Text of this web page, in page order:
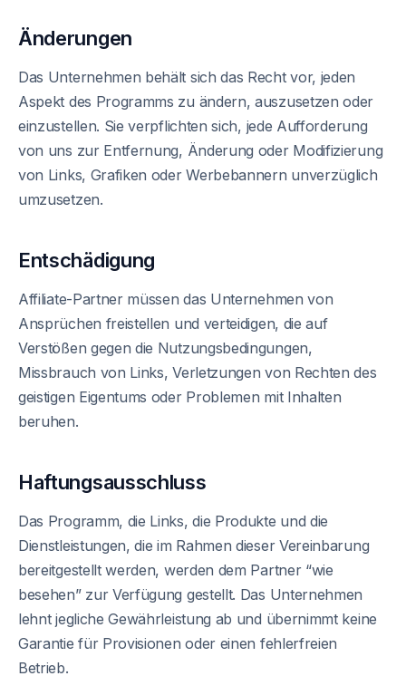
Änderungen
Das Unternehmen behält sich das Recht vor, jeden
Aspekt des Programms zu ändern, auszusetzen oder
einzustellen. Sie verpflichten sich, jede Aufforderung
von uns zur Entfernung, Änderung oder Modifizierung
von Links, Grafiken oder Werbebannern unverzüglich
umzusetzen.
Entschädigung
Affiliate-Partner müssen das Unternehmen von
Ansprüchen freistellen und verteidigen, die auf
Verstößen gegen die Nutzungsbedingungen,
Missbrauch von Links, Verletzungen von Rechten des
geistigen Eigentums oder Problemen mit Inhalten
beruhen.
Haftungsausschluss
Das Programm, die Links, die Produkte und die
Dienstleistungen, die im Rahmen dieser Vereinbarung
bereitgestellt werden, werden dem Partner “wie
besehen” zur Verfügung gestellt. Das Unternehmen
lehnt jegliche Gewährleistung ab und übernimmt keine
Garantie für Provisionen oder einen fehlerfreien
Betrieb.